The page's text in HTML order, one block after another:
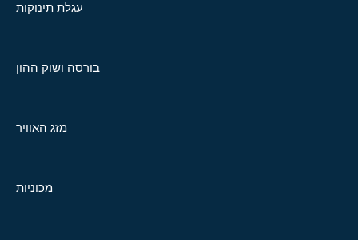
עגלת תינוקות
בורסה ושוק ההון
מזג האוויר
מכוניות